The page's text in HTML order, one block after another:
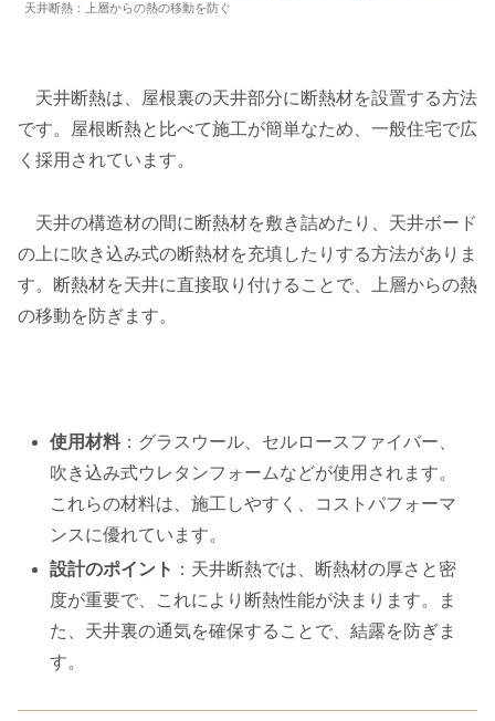
天井断熱：上層からの熱の移動を防ぐ
天井断熱は、屋根裏の天井部分に断熱材を設置する方法
です。屋根断熱と比べて施工が簡単なため、一般住宅で広
く採用されています。
天井の構造材の間に断熱材を敷き詰めたり、天井ボード
の上に吹き込み式の断熱材を充填したりする方法がありま
す。断熱材を天井に直接取り付けることで、上層からの熱
の移動を防ぎます。
使用材料：グラスウール、セルロースファイバー、
吹き込み式ウレタンフォームなどが使用されます。
これらの材料は、施工しやすく、コストパフォーマ
ンスに優れています。
設計のポイント ：天井断熱では、断熱材の厚さと密
度が重要で、これにより断熱性能が決まります。ま
た、天井裏の通気を確保することで、結露を防ぎま
す。